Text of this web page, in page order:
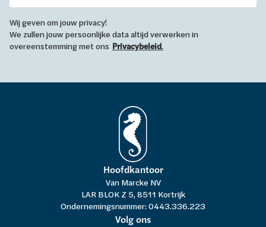
Wij geven om jouw privacy!
We zullen jouw persoonlijke data altijd verwerken in
overeenstemming met ons Privacybeleid.
Hoofdkantoor
Van Marcke NV
LAR BLOK Z 5, 8511 Kortrijk
Ondernemingsnummer: 0443.336.223
Volg ons